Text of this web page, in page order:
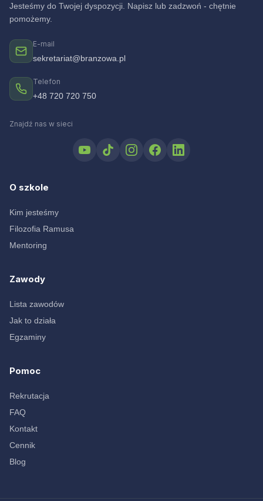
Jesteśmy do Twojej dyspozycji. Napisz lub zadzwoń - chętnie
pomożemy.
E-mail
sekretariat@branzowa.pl
Telefon
+48 720 720 750
Znajdź nas w sieci
O szkole
Kim jesteśmy
Filozofia Ramusa
Mentoring
Zawody
Lista zawodów
Jak to działa
Egzaminy
Pomoc
Rekrutacja
FAQ
Kontakt
Cennik
Blog